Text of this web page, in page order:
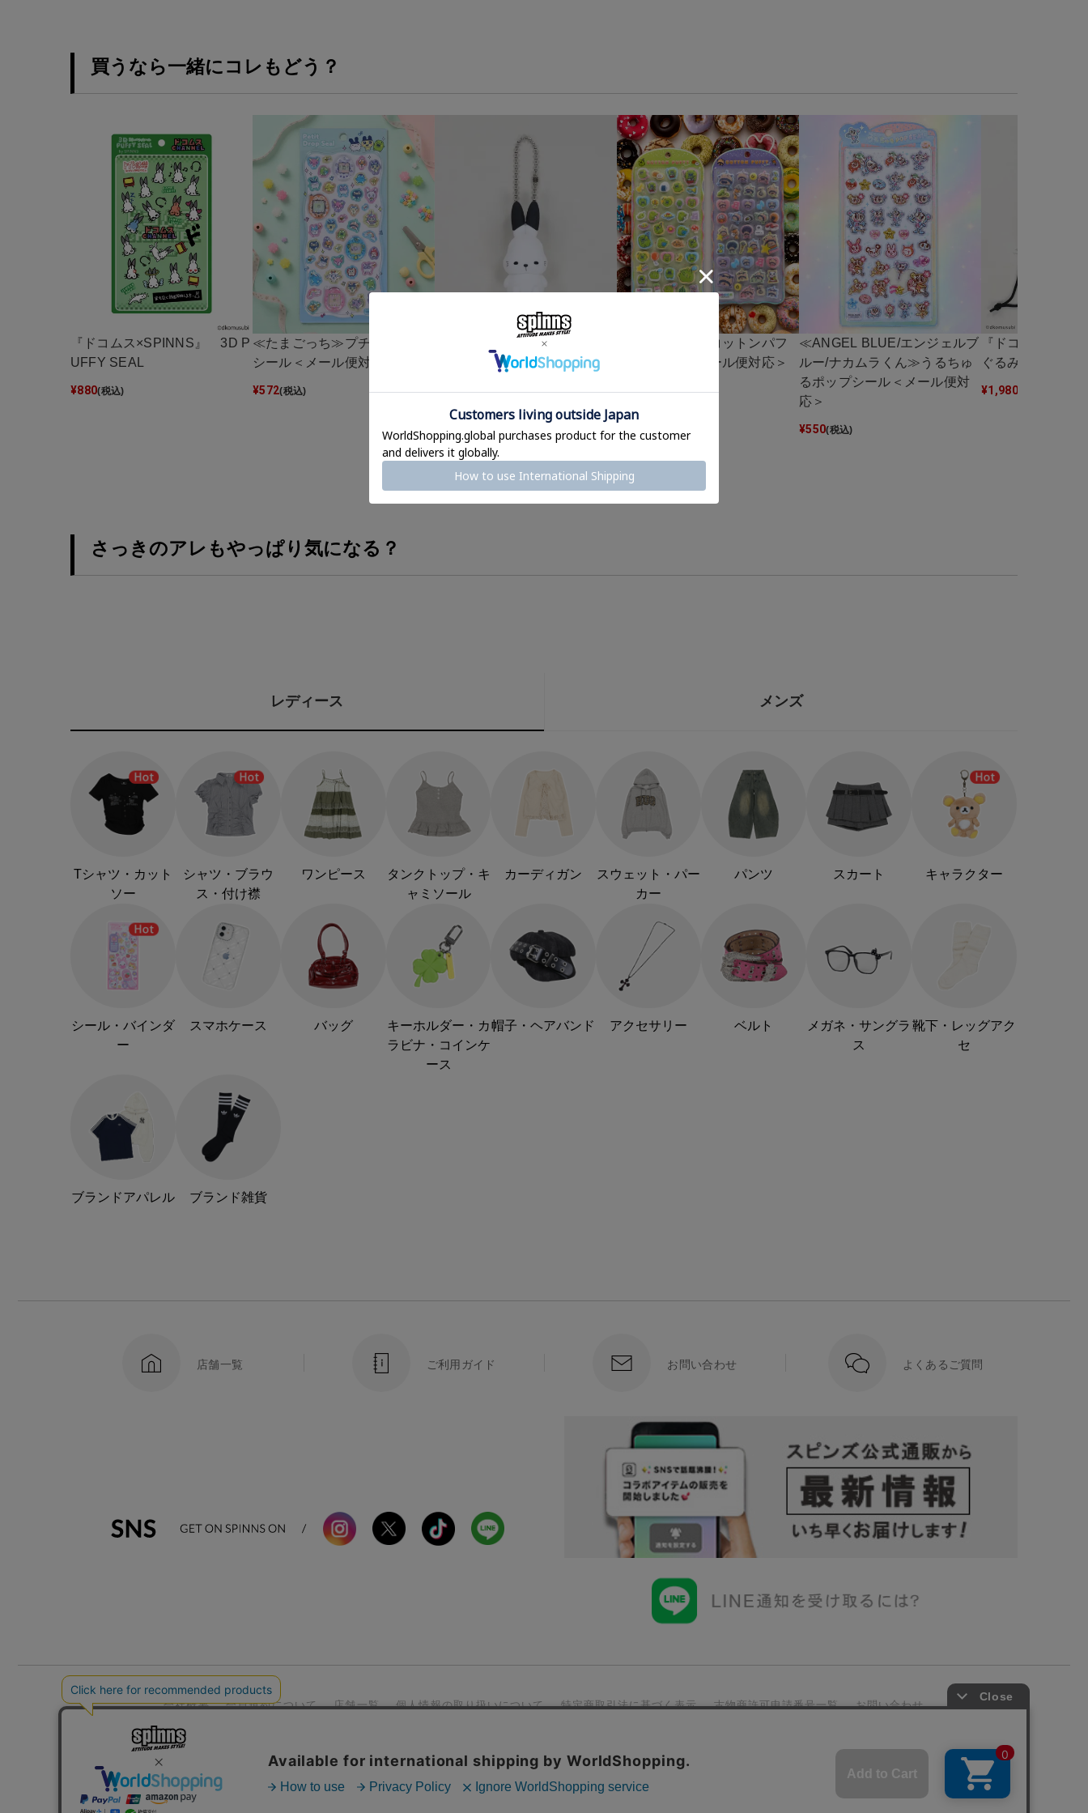
買うなら一緒にコレもどう？
『ドコムス×SPINNS』 3D P
UFFY SEAL
¥880(税込)
≪たまごっち≫プチドロップ
シール＜メール便対応＞
¥572(税込)
『ドコムス×SPINNS』 PVC
ラバーキーホルダー
¥1,210(税込)
≪たまごっち≫コットンパフ
ィーシール＜メール便対応＞
¥638(税込)
≪ANGEL BLUE/エンジェルブ
ルー/ナカムラくん≫うるちゅ
るポップシール＜メール便対
応＞
¥550(税込)
『ドコムス
ぐるみ巾着
¥1,980
さっきのアレもやっぱり気になる？
レディース メンズ
Tシャツ・カット
ソー
シャツ・ブラウ
ス・付け襟
ワンピース
タンクトップ・キ
ャミソール
カーディガン
スウェット・パー
カー
パンツ スカート キャラクター
シール・バインダ
ー
スマホケース バッグ
キーホルダー・カ
ラビナ・コインケ
ース
帽子・ヘアバンド アクセサリー ベルト
メガネ・サングラ
ス
靴下・レッグアク
セ
ブランドアパレル ブランド雑貨
店舗一覧 ご利用ガイド お問い合わせ よくあるご質問
会社概要 会員規約について 店舗一覧 個人情報の取り扱いについて 特定商取引法に基づく表示 古物商許可申請番号一覧 お問い合わせ
Copyright©SPINNS All Right Reserved.